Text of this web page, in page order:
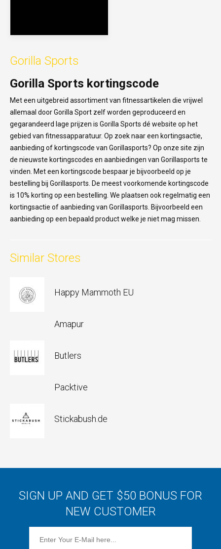
Gorilla Sports
Gorilla Sports kortingscode
Met een uitgebreid assortiment van fitnessartikelen die vrijwel
allemaal door Gorilla Sport zelf worden geproduceerd en
gegarandeerd lage prijzen is Gorilla Sports dé website op het
gebied van fitnessapparatuur. Op zoek naar een kortingsactie,
aanbieding of kortingscode van Gorillasports? Op onze site zijn
de nieuwste kortingscodes en aanbiedingen van Gorillasports te
vinden. Met een kortingscode bespaar je bijvoorbeeld op je
bestelling bij Gorillasports. De meest voorkomende kortingscode
is 10% korting op een bestelling. We plaatsen ook regelmatig een
kortingsactie of aanbieding van Gorillasports. Bijvoorbeeld een
aanbieding op een bepaald product welke je niet mag missen.
Similar Stores
Happy Mammoth EU
Amapur
Butlers
Packtive
Stickabush.de
SIGN UP AND GET $50 BONUS FOR
NEW CUSTOMER